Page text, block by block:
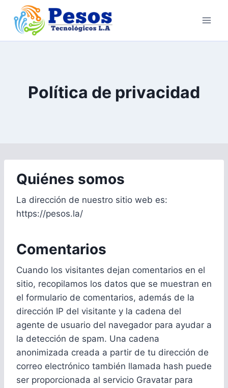
Saltar
contenido
Política de privacidad
Quiénes somos
La dirección de nuestro sitio web es:
https://pesos.la/
Comentarios
Cuando los visitantes dejan comentarios en el
sitio, recopilamos los datos que se muestran en
el formulario de comentarios, además de la
dirección IP del visitante y la cadena del
agente de usuario del navegador para ayudar a
la detección de spam. Una cadena
anonimizada creada a partir de tu dirección de
correo electrónico también llamada hash puede
ser proporcionada al servicio Gravatar para